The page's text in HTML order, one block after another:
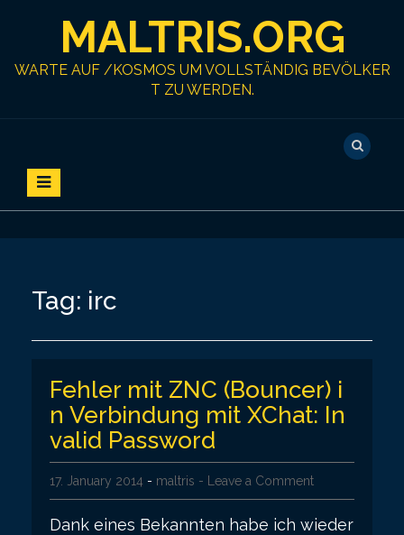
MALTRIS.ORG
WARTE AUF /KOSMOS UM VOLLSTÄNDIG BEVÖLKER
T ZU WERDEN.
Tag: irc
Fehler mit ZNC (Bouncer) i
n Verbindung mit XChat: In
valid Password
17. January 2014 - maltris - Leave a Comment
Dank eines Bekannten habe ich wieder